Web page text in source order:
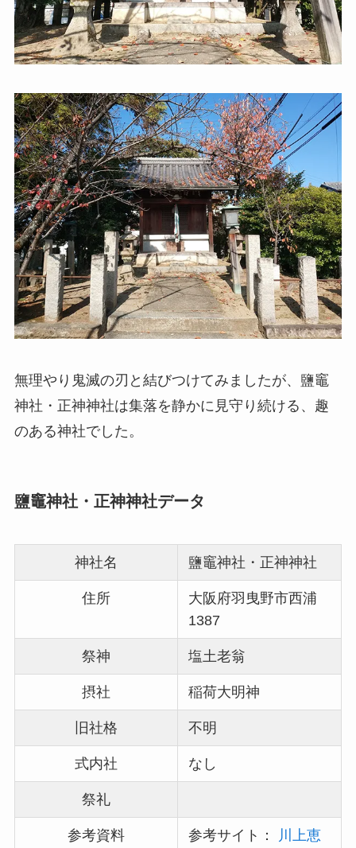
無理やり鬼滅の刃と結びつけてみましたが、鹽竈
神社・正神神社は集落を静かに見守り続ける、趣
のある神社でした。
鹽竈神社・正神神社データ
神社名 鹽竈神社・正神神社
住所
大阪府羽曳野市西浦
1387
祭神 塩土老翁
摂社 稲荷大明神
旧社格 不明
式内社 なし
祭礼
参考資料 参考サイト：
川上恵